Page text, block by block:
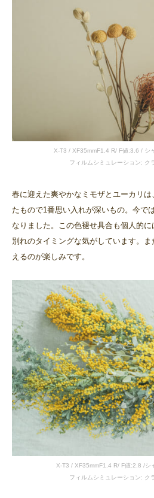
X-T3 / XF35mmF1.4 R/ F値:3.6 / シ
フィルムシミュレーション: ク
春に迎えた爽やかなミモザとユーカリ
たもので1番思い入れが深いもの。今で
なりました。この色褪せ具合も個人的
別れのタイミングな気がしています。
えるのが楽しみです。
X-T3 / XF35mmF1.4 R/ F値:2.8 /シ
フィルムシミュレーション: ク